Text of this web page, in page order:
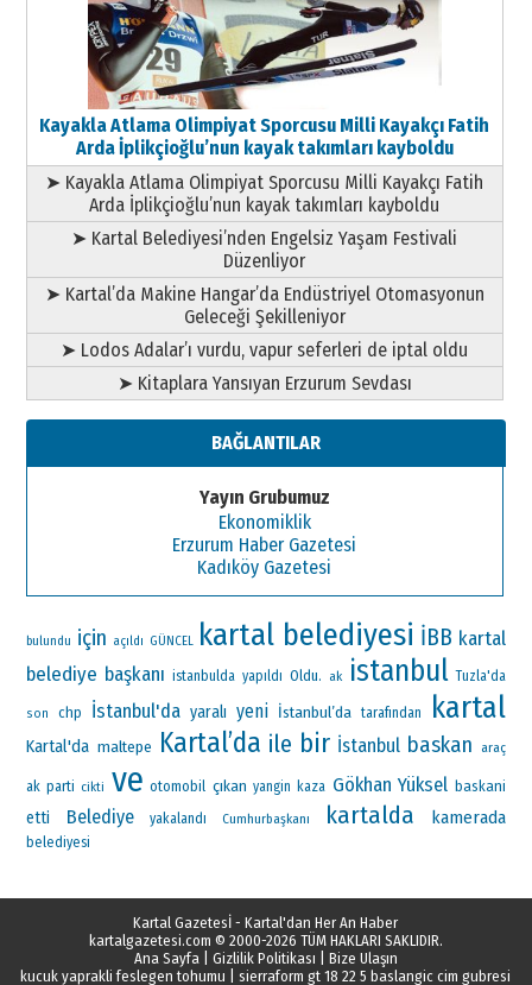
Kayakla Atlama Olimpiyat Sporcusu Milli Kayakçı Fatih
Arda İplikçioğlu’nun kayak takımları kayboldu
➤ Kayakla Atlama Olimpiyat Sporcusu Milli Kayakçı Fatih
Arda İplikçioğlu’nun kayak takımları kayboldu
➤ Kartal Belediyesi’nden Engelsiz Yaşam Festivali
Düzenliyor
➤ Kartal’da Makine Hangar’da Endüstriyel Otomasyonun
Geleceği Şekilleniyor
➤ Lodos Adalar’ı vurdu, vapur seferleri de iptal oldu
➤ Kitaplara Yansıyan Erzurum Sevdası
BAĞLANTILAR
Yayın Grubumuz
Ekonomiklik
Erzurum Haber Gazetesi
Kadıköy Gazetesi
bulundu için açıldı GÜNCEL kartal belediyesi İBB kartal
belediye başkanı istanbulda yapıldı Oldu. ak istanbul Tuzla'da
son chp İstanbul'da yaralı yeni İstanbul’da tarafından kartal
Kartal'da maltepe Kartal’da ile bir İstanbul baskan araç
ak parti cikti ve otomobil çıkan yangin kaza Gökhan Yüksel baskani
etti Belediye yakalandı Cumhurbaşkanı kartalda kamerada
belediyesi
Kartal Gazetesİ - Kartal'dan Her An Haber
kartalgazetesi.com © 2000-2026 TÜM HAKLARI SAKLIDIR.
Ana Sayfa| Gizlilik Politikası
Bize Ulaşın
kucuk yaprakli feslegen tohumu |sierraform gt 18 22 5 baslangic cim gubresi